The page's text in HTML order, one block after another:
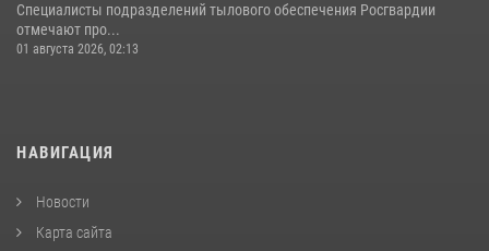
Специалисты подразделений тылового обеспечения Росгвардии
отмечают про...
01 августа 2026, 02:13
НАВИГАЦИЯ
Новости
Карта сайта